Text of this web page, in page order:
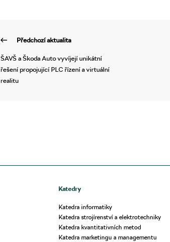
Předchozí aktualita
ŠAVŠ a Škoda Auto vyvíjejí unikátní
řešení propojující PLC řízení a virtuální
realitu
Katedry
Katedra informatiky
Katedra strojírenství a elektrotechniky
Katedra kvantitativních metod
Katedra marketingu a managementu